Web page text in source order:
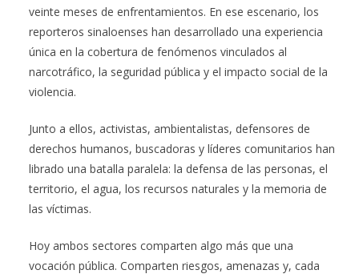
veinte meses de enfrentamientos. En ese escenario, los
reporteros sinaloenses han desarrollado una experiencia
única en la cobertura de fenómenos vinculados al
narcotráfico, la seguridad pública y el impacto social de la
violencia.
Junto a ellos, activistas, ambientalistas, defensores de
derechos humanos, buscadoras y líderes comunitarios han
librado una batalla paralela: la defensa de las personas, el
territorio, el agua, los recursos naturales y la memoria de
las víctimas.
Hoy ambos sectores comparten algo más que una
vocación pública. Comparten riesgos, amenazas y, cada